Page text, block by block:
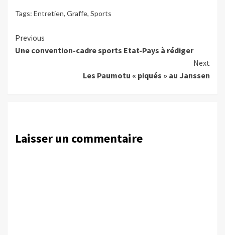
Tags: Entretien, Graffe, Sports
Continue
Reading
Previous
Une convention-cadre sports Etat-Pays à rédiger
Next
Les Paumotu « piqués » au Janssen
Laisser un commentaire